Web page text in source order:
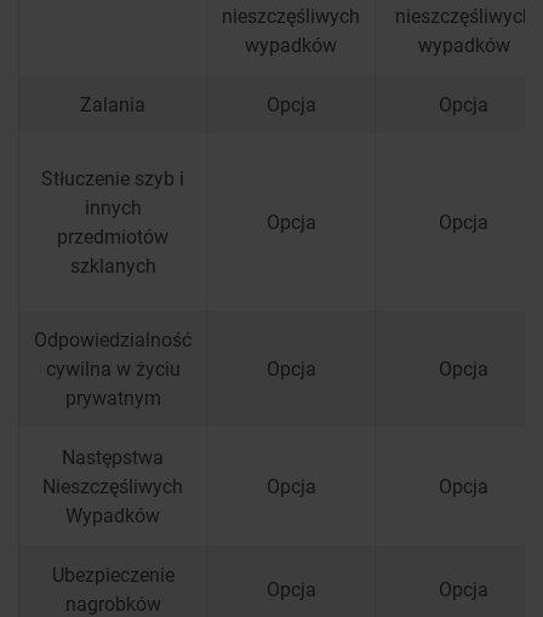
nieszczęśliwych
wypadków
nieszczęśliwych
wypadków
Zalania Opcja Opcja
Stłuczenie szyb i
innych
przedmiotów
szklanych
Opcja Opcja
Odpowiedzialność
cywilna w życiu
prywatnym
Opcja Opcja
Następstwa
Nieszczęśliwych
Wypadków
Opcja Opcja
Ubezpieczenie
nagrobków
Opcja Opcja